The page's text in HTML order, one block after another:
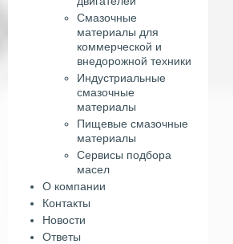
Смазочные
материалы для
коммерческой и
внедорожной техники
Индустриальные
смазочные
материалы
Пищевые смазочные
материалы
Сервисы подбора
масел
О компании
Контакты
Новости
Ответы